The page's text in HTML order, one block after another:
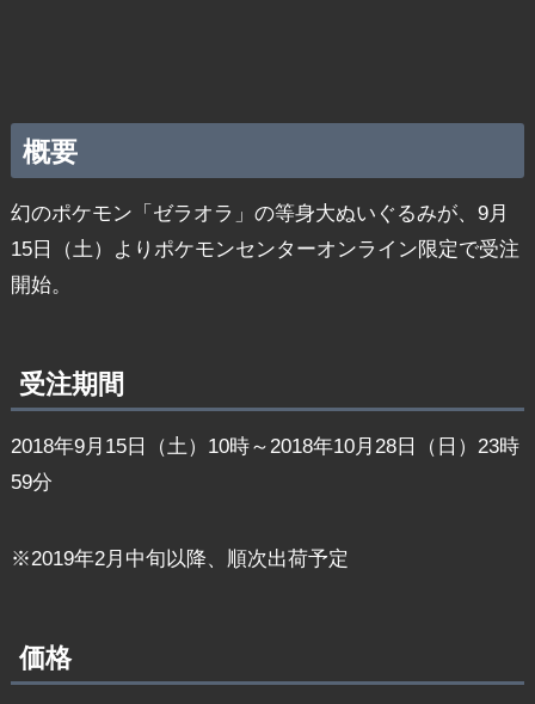
概要
幻のポケモン「ゼラオラ」の等身大ぬいぐるみが、9月
15日（土）よりポケモンセンターオンライン限定で受注
開始。
受注期間
2018年9月15日（土）10時～2018年10月28日（日）23時
59分
※2019年2月中旬以降、順次出荷予定
価格